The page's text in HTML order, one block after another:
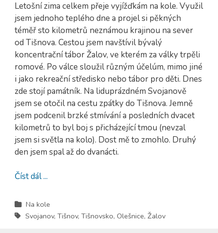
Letošní zima celkem přeje vyjížďkám na kole. Využil
jsem jednoho teplého dne a projel si pěkných
téměř sto kilometrů neznámou krajinou na sever
od Tišnova. Cestou jsem navštívil bývalý
koncentrační tábor Žalov, ve kterém za války trpěli
romové. Po válce sloužil různým účelúm, mimo jiné
i jako rekreační středisko nebo tábor pro děti. Dnes
zde stojí památník. Na liduprázdném Svojanově
jsem se otočil na cestu zpátky do Tišnova. Jemně
jsem podcenil brzké stmívání a posledních dvacet
kilometrů to byl boj s přicházející tmou (nevzal
jsem si světla na kolo). Dost mě to zmohlo. Druhý
den jsem spal až do dvanácti.
Číst dál ...
Na kole
Svojanov, Tišnov, Tišnovsko, Olešnice, Žalov